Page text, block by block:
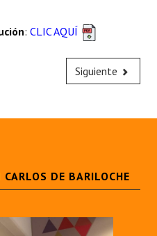
: CLIC AQUÍ
Siguiente
DE BARILOCHE